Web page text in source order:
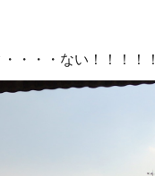
・・・ない！！！！！